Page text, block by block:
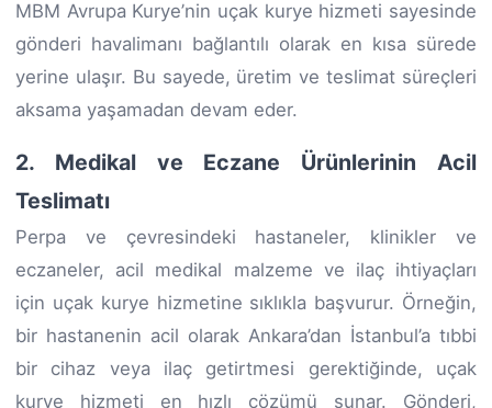
MBM Avrupa Kurye’nin uçak kurye hizmeti sayesinde
gönderi havalimanı bağlantılı olarak en kısa sürede
yerine ulaşır. Bu sayede, üretim ve teslimat süreçleri
aksama yaşamadan devam eder.
2. Medikal ve Eczane Ürünlerinin Acil
Teslimatı
Perpa ve çevresindeki hastaneler, klinikler ve
eczaneler, acil medikal malzeme ve ilaç ihtiyaçları
için uçak kurye hizmetine sıklıkla başvurur. Örneğin,
bir hastanenin acil olarak Ankara’dan İstanbul’a tıbbi
bir cihaz veya ilaç getirtmesi gerektiğinde, uçak
kurye hizmeti en hızlı çözümü sunar. Gönderi,